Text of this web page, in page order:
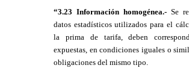
“3.23 Información homogénea.-Se
datos estadísticos utilizados para el
la prima de tarifa, deben
expuestas, en condiciones iguales o
obligaciones del mismo tipo.